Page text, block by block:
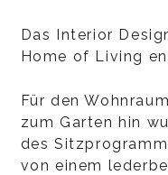
Das Interior
Home of Living
Für den
zum Garten hin
des
von einem